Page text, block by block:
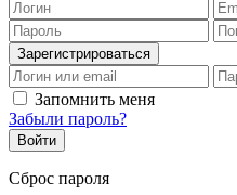
Запомнить меня
Забыли пароль?
Сброс пароля